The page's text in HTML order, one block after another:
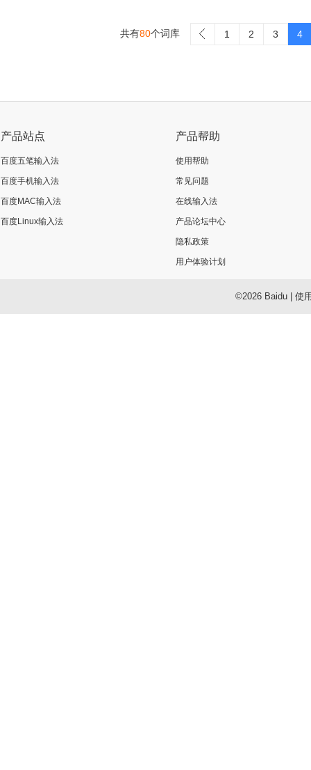
共有80个词库 1 2 3 4
产品站点
百度五笔输入法
百度手机输入法
百度MAC输入法
百度Linux输入法
产品帮助
使用帮助
常见问题
在线输入法
产品论坛中心
隐私政策
用户体验计划
©2026 Baidu| 使